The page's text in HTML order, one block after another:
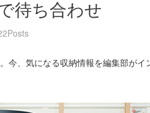
待ち合わせ
今、気になる収納情報を編集部がイ